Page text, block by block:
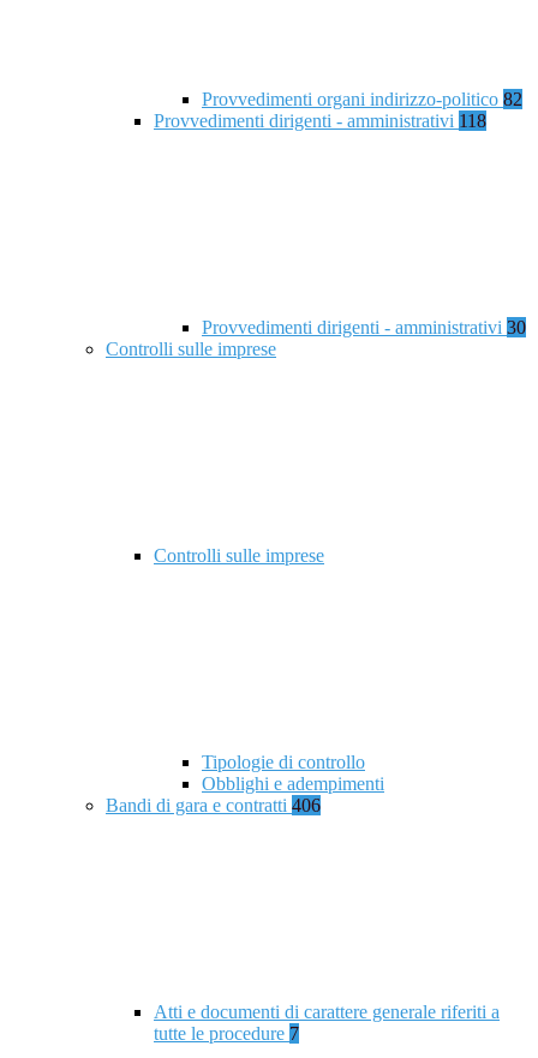
Provvedimenti organi indirizzo-politico 82
Provvedimenti dirigenti - amministrativi 118
Provvedimenti dirigenti - amministrativi 30
Controlli sulle imprese
Controlli sulle imprese
Tipologie di controllo
Obblighi e adempimenti
Bandi di gara e contratti 406
Atti e documenti di carattere generale riferiti a
tutte le procedure 7